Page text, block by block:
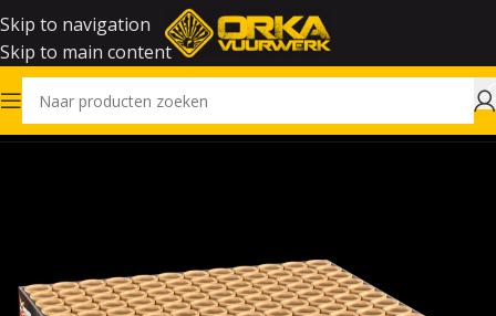
Skip to navigation
Skip to main content
Home Vuurwerk